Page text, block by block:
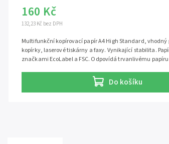
132,23 Kč bez DPH
160 Kč
Do košíku
Multifunkční kopírovací papír A4 High Standard, vhodný
kopírky, laserové tiskárny a faxy. Vynikající stabilita.
značkami EcoLabel a FSC. Odpovídá trvanlivému papíru